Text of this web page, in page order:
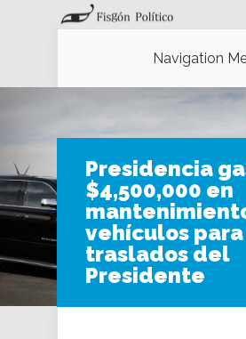
Navigation
Presidencia
$4,500,000 en
vehículos para
traslados del
Presidente